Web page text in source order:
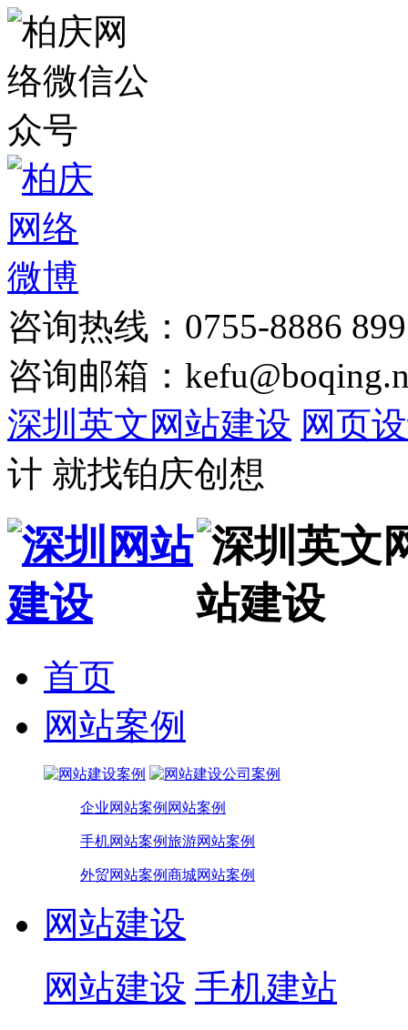
咨询热线：0755-8886
咨询邮箱：
深圳英文网站建设 网页
计 就找铂庆创想
首页
网站案例
企业网站案例 网站案例
手机网站案例旅游网站案例
外贸网站案例商城网站案例
网站建设
网站建设 手机建站